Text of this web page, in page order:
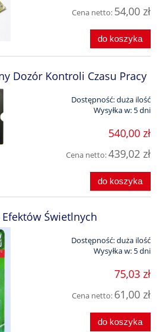
Cena netto: 54,00 zł
do koszyka
Dozór Kontroli Czasu Pracy
Dostępność:duża ilość
Wysyłka w: 5 dni
540,00 zł
Cena netto:439,02 zł
do koszyka
Świetlnych
Dostępność:duża ilość
Wysyłka w: 5 dni
75,03 zł
Cena netto: 61,00 zł
do koszyka